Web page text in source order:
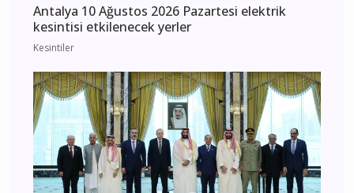
Antalya 10 Ağustos 2026 Pazartesi elektrik
kesintisi etkilenecek yerler
Kesintiler